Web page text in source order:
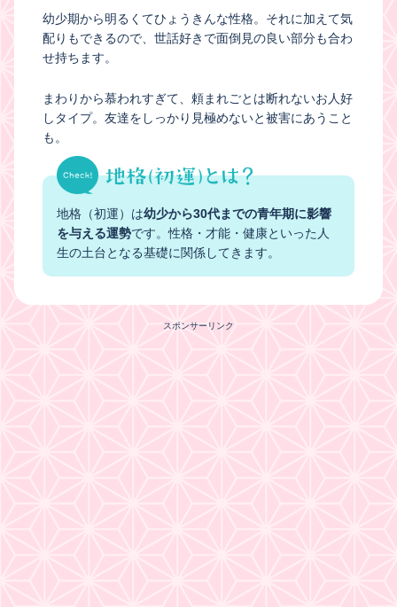
幼少期から明るくてひょうきんな性格。それに加えて気
配りもできるので、世話好きで面倒見の良い部分も合わ
せ持ちます。
まわりから慕われすぎて、頼まれごとは断れないお人好
しタイプ。友達をしっかり見極めないと被害にあうこと
も。
地格（初運）は幼少から30代までの青年期に影響
を与える運勢です。性格・才能・健康といった人
生の土台となる基礎に関係してきます。
スポンサーリンク